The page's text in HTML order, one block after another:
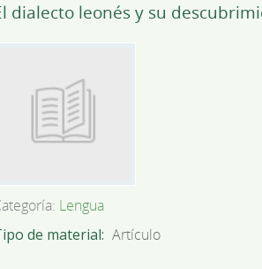
dialecto leonés y su
Lengua
de material Artículo